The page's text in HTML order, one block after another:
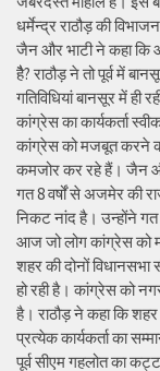
धर्मेन्द्र राठौड़ की
जैन और भाटी ने कहा कि
हैै? राठौड़ ने तो पूर्व में
गतिविधियां बानसूर में
कांग्रेस का कार्यकर्ता
कांग्रेस को मजबूत करने
कमजोर कर रहे हैं। जैन और
गत 8 वर्षों से अजमेर की
निकट नांद है। उन्होंने
आज जो लोग कांग्रेस को
शहर की दोनों विधानसभा
हो रही है। कांग्रेस को
है। राठौड़ ने कहा कि
प्रत्येक कार्यकर्ता का
पूर्व सीएम गहलोत का